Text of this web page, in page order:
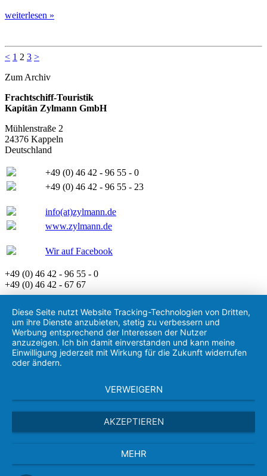
weiterlesen »
< 1 2 3 >
Zum Archiv
Frachtschiff-Touristik
Kapitän Zylmann GmbH
Mühlenstraße 2
24376 Kappeln
Deutschland
+49 (0) 46 42 - 96 55 - 0
+49 (0) 46 42 - 96 55 - 23
info(at)zylmann.de
www.zylmann.de
Wir auf Facebook
+49 (0) 46 42 - 96 55 - 0
+49 (0) 46 42 - 67 67
Diese Seite nutzt Website Tracking-Technologien von Dritten,
um ihre Dienste anzubieten, stetig zu verbessern und
Werbung entsprechend der Interessen der Nutzer
anzuzeigen. Ich bin damit einverstanden und kann meine
Einwilligung jederzeit mit Wirkung für die Zukunft widerrufen
oder ändern.
VERWEIGERN
AKZEPTIEREN
MEHR